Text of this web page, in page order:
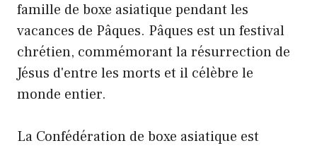
famille de boxe asiatique pendant les
vacances de Pâques. Pâques est un festival
chrétien, commémorant la résurrection de
Jésus d'entre les morts et il célèbre le
monde entier.
La Confédération de boxe asiatique est